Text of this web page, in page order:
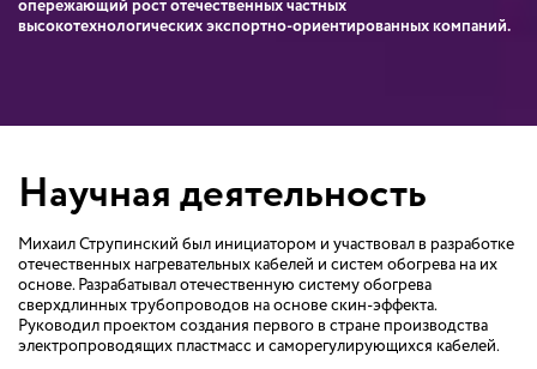
опережающий рост отечественных частных
высокотехнологических экспортно-ориентированных компаний.
Научная деятельность
Михаил Струпинский был инициатором и участвовал в разработке
отечественных нагревательных кабелей и систем обогрева на их
основе. Разрабатывал отечественную систему обогрева
сверхдлинных трубопроводов на основе скин-эффекта.
Руководил проектом создания первого в стране производства
электропроводящих пластмасс и саморегулирующихся кабелей.